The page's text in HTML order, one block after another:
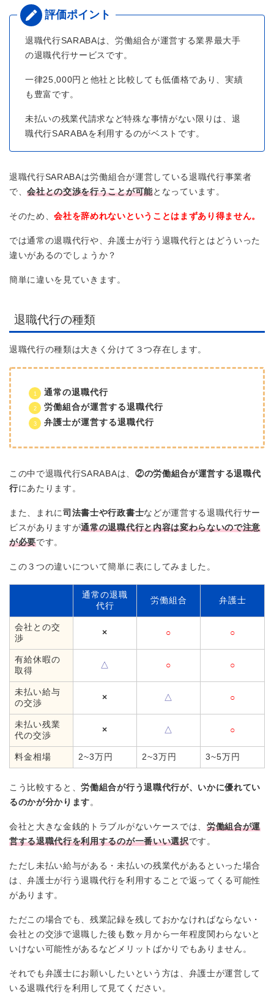
退職代行SARABAは、労働組合が運営する業界最大手
の退職代行サービスです。
一律25,000円と他社と比較しても低価格であり、実績
も豊富です。
未払いの残業代請求など特殊な事情がない限りは、退
職代行SARABAを利用するのがベストです。
退職代行SARABAは労働組合が運営している退職代行事業者
で、会社との交渉を行うことが可能となっています。
そのため、会社を辞めれないということはまずあり得ません。
では通常の退職代行や、弁護士が行う退職代行とはどういった
違いがあるのでしょうか？
簡単に違いを見ていきます。
退職代行の種類
退職代行の種類は大きく分けて３つ存在します。
通常の退職代行
労働組合が運営する退職代行
弁護士が運営する退職代行
この中で退職代行SARABAは、 ②の労働組合が運営する退職代
行にあたります。
また、まれに司法書士や行政書士などが運営する退職代行サー
ビスがありますが通常の退職代行と内容は変わらないので注意
が必要です。
この３つの違いについて簡単に表にしてみました。
通常の退職
代行
労働組合 弁護士
会社との交
渉
× ○ ○
有給休暇の
取得
△ ○ ○
未払い給与
の交渉
× △ ○
未払い残業
代の交渉
× △ ○
料金相場 2~3万円 2~3万円 3~5万円
こう比較すると、労働組合が行う退職代行が、いかに優れてい
るのかが分かります。
会社と大きな金銭的トラブルがないケースでは、 労働組合が運
営する退職代行を利用するのが一番いい選択です。
ただし未払い給与がある・未払いの残業代があるといった場合
は、弁護士が行う退職代行を利用することで返ってくる可能性
があります。
ただこの場合でも、残業記録を残しておかなければならない・
会社との交渉で退職した後も数ヶ月から一年程度関わらないと
いけない可能性があるなどメリットばかりでもありません。
それでも弁護士にお願いしたいという方は、弁護士が運営して
いる退職代行を利用して見てください。